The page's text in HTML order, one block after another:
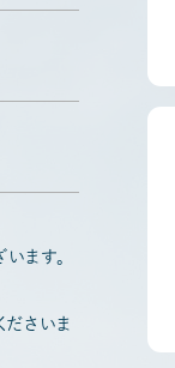
ます。
ださいま